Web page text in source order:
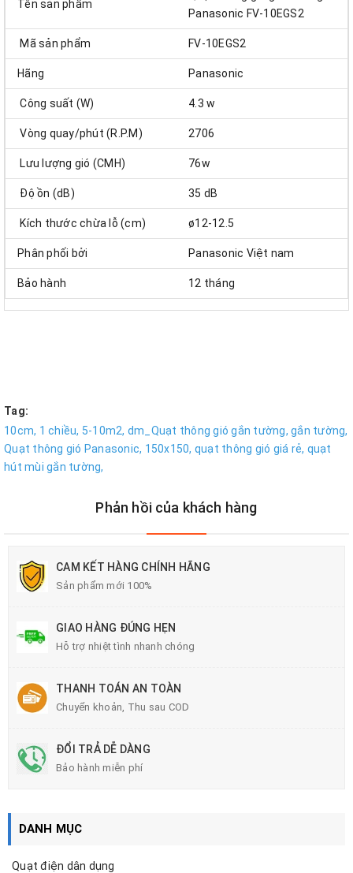
Tên sản phẩm
Panasonic FV-10EGS2
Mã sản phẩm FV-10EGS2
Hãng Panasonic
Công suất (W) 4.3 w
Vòng quay/phút (R.P.M) 2706
Lưu lượng gió (CMH) 76w
Độ ồn (dB) 35 dB
Kích thước chừa lỗ (cm) ø12-12.5
Phân phối bởi Panasonic Việt nam
Bảo hành 12 tháng
Tag:
10cm, 1 chiều, 5-10m2, dm_Quạt thông gió gắn tường, gắn tường,
Quạt thông gió Panasonic, 150x150, quạt thông gió giá rẻ, quạt
hút mùi gắn tường,
Phản hồi của khách hàng
CAM KẾT HÀNG CHÍNH HÃNG
Sản phẩm mới 100%
GIAO HÀNG ĐÚNG HẸN
Hỗ trợ nhiệt tình nhanh chóng
THANH TOÁN AN TOÀN
Chuyển khoản, Thu sau COD
ĐỔI TRẢ DỄ DÀNG
Bảo hành miễn phí
DANH MỤC
Quạt điện dân dụng